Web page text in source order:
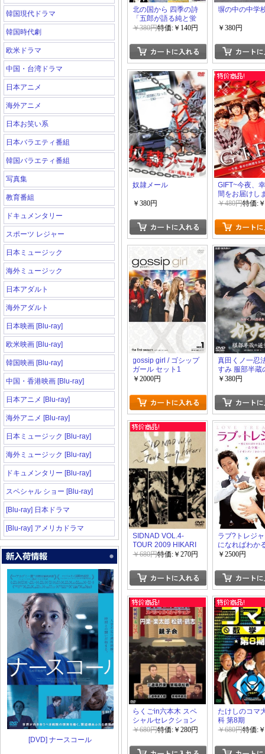
韓国現代ドラマ
韓国時代劇
欧米ドラマ
中国・台湾ドラマ
日本アニメ
海外アニメ
日本お笑い系
日本バラエティ番組
韓国バラエティ番組
写真集
教育番組
ドキュメンタリー
スポーツ レジャー
日本ミュージック
海外ミュージック
日本アダルト
海外アダルト
日本映画 [Blu-ray]
欧米映画 [Blu-ray]
韓国映画 [Blu-ray]
中国・香港映画 [Blu-ray]
日本アニメ [Blu-ray]
海外アニメ [Blu-ray]
日本ミュージック [Blu-ray]
海外ミュージック [Blu-ray]
ドキュメンタリー [Blu-ray]
スペシャル ショー [Blu-ray]
[Blu-ray] 日本ドラマ
[Blu-ray] アメリカドラマ
[DVD] ナースコール
北の国から 四季の詩
「五郎が語る純と蛍
の20年間」
￥380円特価:￥140円
塀の中の中学
￥380円
奴隷メール
￥380円
GIFT~今夜、
間をお届けし
￥480円特価:
gossip girl / ゴシップ
ガール セット1
￥2000円
真田くノ一忍
すみ 服部半蔵
￥380円
SIDNAD VOL.4-
TOUR 2009 HIKARI
￥680円特価:￥270円
ラブ?トレジ
になればわか
【完全版】
￥2500円
らくごin六本木 スペ
シャルセレクション
親子会+三遊亭歌之介
￥680円特価:￥280円
たけしのコマ
科 第8期
￥680円特価: